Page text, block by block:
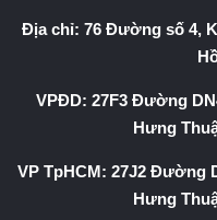
Địa chỉ: 76 Đường số 4,
VPĐD: 27F3 Đường
Hưng
VP TpHCM: 27J2 Đường
Hưng